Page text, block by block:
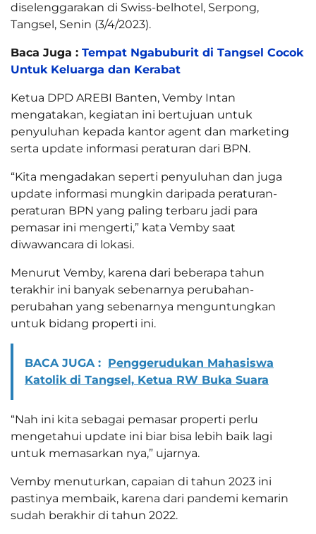
diselenggarakan di Swiss-belhotel, Serpong,
Tangsel, Senin (3/4/2023).
Baca Juga : Tempat Ngabuburit di Tangsel Cocok
Untuk Keluarga dan Kerabat
Ketua DPD AREBI Banten, Vemby Intan
mengatakan, kegiatan ini bertujuan untuk
penyuluhan kepada kantor agent dan marketing
serta update informasi peraturan dari BPN.
“Kita mengadakan seperti penyuluhan dan juga
update informasi mungkin daripada peraturan-
peraturan BPN yang paling terbaru jadi para
pemasar ini mengerti,” kata Vemby saat
diwawancara di lokasi.
Menurut Vemby, karena dari beberapa tahun
terakhir ini banyak sebenarnya perubahan-
perubahan yang sebenarnya menguntungkan
untuk bidang properti ini.
BACA JUGA : Penggerudukan Mahasiswa
Katolik di Tangsel, Ketua RW Buka Suara
“Nah ini kita sebagai pemasar properti perlu
mengetahui update ini biar bisa lebih baik lagi
untuk memasarkan nya,” ujarnya.
Vemby menuturkan, capaian di tahun 2023 ini
pastinya membaik, karena dari pandemi kemarin
sudah berakhir di tahun 2022.